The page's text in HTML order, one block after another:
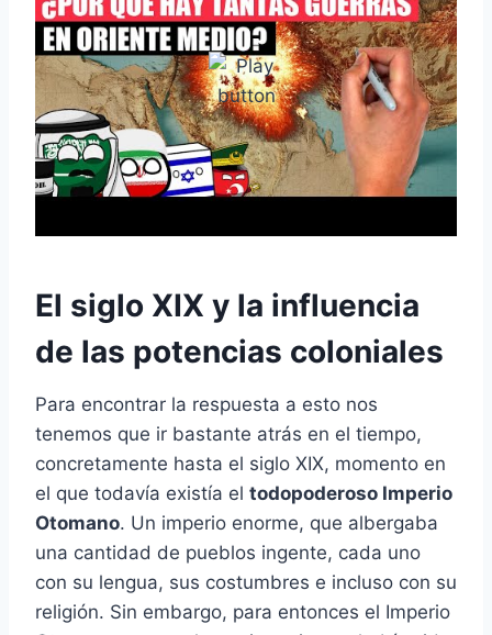
El siglo XIX y la influencia
de las potencias coloniales
Para encontrar la respuesta a esto nos
tenemos que ir bastante atrás en el tiempo,
concretamente hasta el siglo XIX, momento en
el que todavía existía el todopoderoso Imperio
Otomano. Un imperio enorme, que albergaba
una cantidad de pueblos ingente, cada uno
con su lengua, sus costumbres e incluso con su
religión. Sin embargo, para entonces el Imperio